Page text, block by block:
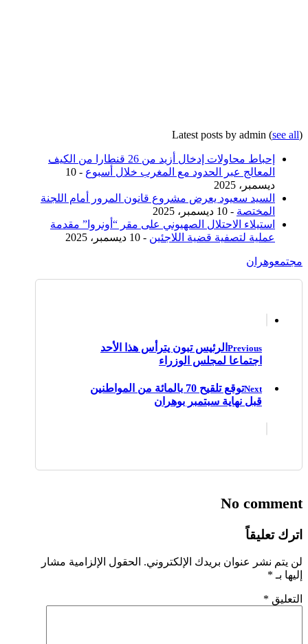
Latest posts by admin (see all)
إحباط محاولات إدخال أزيد من 26 قنطارا من الكيف
المعالج عبر الحدود مع المغرب خلال أسبوع
- 10
ديسمبر، 2025
السيد سعيود يعرض مشروع قانون المرور أمام اللجنة
المختصة - 10 ديسمبر، 2025
استيلاء الاحتلال الصهيوني على مقر “أونروا” مقدمة
عملية لتصفية قضية اللاجئين - 10 ديسمبر، 2025
مجتمعوهران
Previous الرئيس تبون يترأس هذا الأحد
اجتماعا لمجلس الوزراء
Next
توقع تلقيح 70 بالمائة من المواطنين
قبل نهاية سبتمبر بوهران
No comment
اترك تعليقاً
لن يتم نشر عنوان بريدك الإلكتروني. الحقول الإلزامية مشار
إليها بـ *
التعليق *